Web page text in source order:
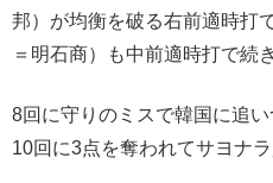
邦）が均衡を破る右前適時打
＝明石商）も中前適時打で続
8回に守りのミスで韓国に追
10回に3点を奪われてサヨナラ